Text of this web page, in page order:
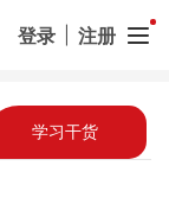
登录 注册
学习干货